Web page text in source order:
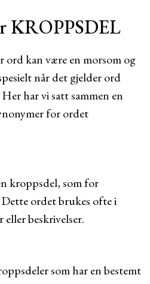
KROPPSDEL
ord kan være en morsom og
når det gjelder ord
har vi satt sammen en
for ordet
kroppsdel, som for
Dette ordet brukes ofte i
beskrivelser.
som har en bestemt